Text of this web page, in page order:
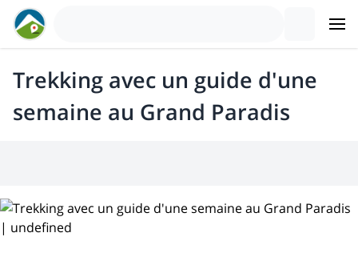
Trekking avec un guide d'une
semaine au Grand Paradis